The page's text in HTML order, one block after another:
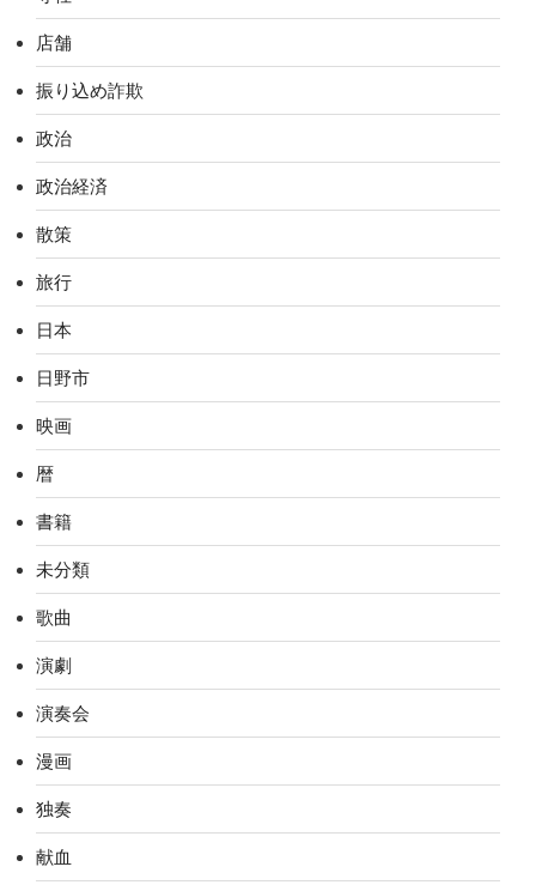
店舗
振り込め詐欺
政治
政治経済
散策
旅行
日本
日野市
映画
暦
書籍
未分類
歌曲
演劇
演奏会
漫画
独奏
献血